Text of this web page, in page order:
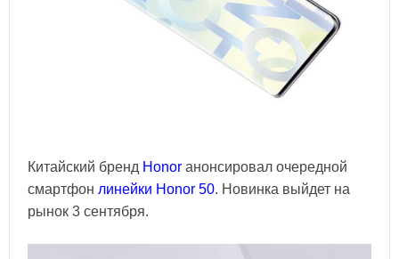
Китайский бренд Honor анонсировал очередной
смартфон линейки Honor 50. Новинка выйдет на
рынок 3 сентября.